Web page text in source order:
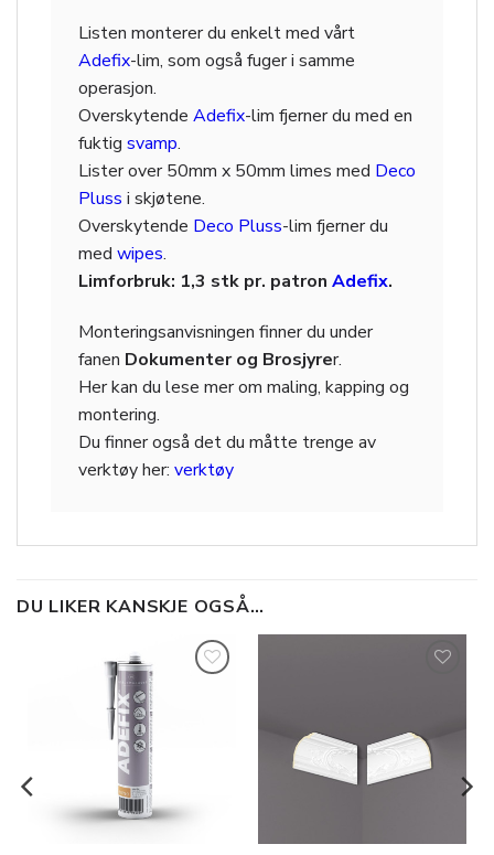
Listen monterer du enkelt med vårt
Adefix-lim, som også fuger i samme
operasjon.
Overskytende Adefix-lim fjerner du med en
fuktig svamp.
Lister over 50mm x 50mm limes med Deco
Pluss i skjøtene.
Overskytende Deco Pluss-lim fjerner du
med wipes.
Limforbruk: 1,3 stk pr. patron Adefix.
Monteringsanvisningen finner du under
fanen Dokumenter og Brosjyrer.
Her kan du lese mer om maling, kapping og
montering.
Du finner også det du måtte trenge av
verktøy her: verktøy
DU LIKER KANSKJE OGSÅ…
ønskeliste